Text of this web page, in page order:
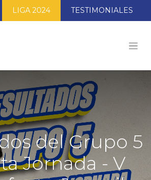
LIGA 2024 TESTIMONIALES
del Grupo 5
Jornada - V